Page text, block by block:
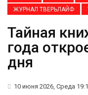
ЖУРНАЛ ТВЕРЬЛАЙФ
Тайная
года
дня
10 июня 2026, Среда